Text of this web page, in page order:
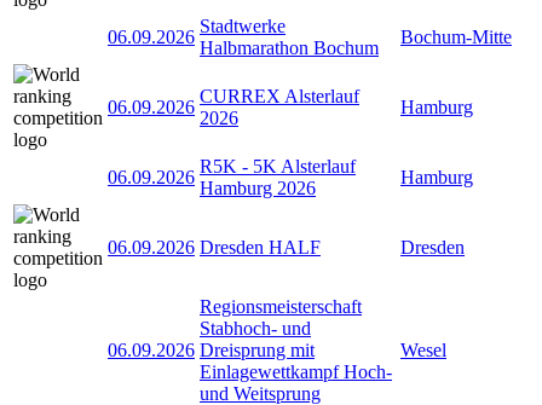
06.09.2026
Stadtwerke
Halbmarathon Bochum
Bochum-Mitte
06.09.2026
CURREX Alsterlauf
2026
Hamburg
06.09.2026
R5K - 5K Alsterlauf
Hamburg 2026
Hamburg
06.09.2026 Dresden HALF Dresden
06.09.2026
Regionsmeisterschaft
Stabhoch- und
Dreisprung mit
Einlagewettkampf Hoch-
und Weitsprung
Wesel